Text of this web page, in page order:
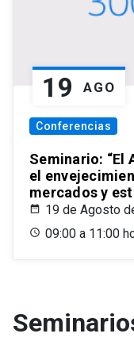
19 AGO
Conferencias
Seminario: “El
el
mercados y
19 de Agosto
09:00 a 11:00